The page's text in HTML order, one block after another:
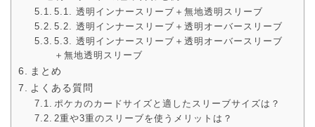
5.1. 透明インナースリーブ＋無地透明スリーブ
5.2. 透明インナースリーブ＋透明オーバースリーブ
5.3. 透明インナースリーブ＋透明オーバースリーブ
＋無地透明スリーブ
まとめ
よくある質問
ポケカのカードサイズと適したスリーブサイズは？
2重や3重のスリーブを使うメリットは？